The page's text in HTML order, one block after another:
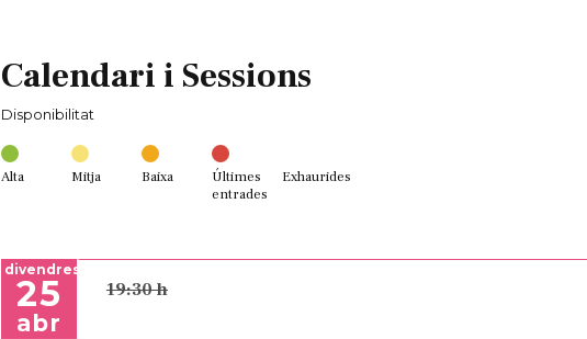
Calendari i Sessions
Disponibilitat
Alta Mitja Baixa
Últimes
entrades
Exhaurides
divendres
25
abr
19:30 h